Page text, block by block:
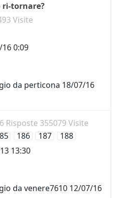
ri-tornare?
Visite
0:09
da perticona 18/07/16
Risposte 355079 Visite
186 187
188
13:30
da venere7610 12/07/16